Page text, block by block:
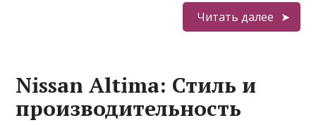
Читать далее
Nissan Altima: Стиль и
производительность